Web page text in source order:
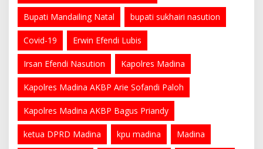
Bupati Mandailing Natal bupati sukhairi nasution
Covid-19 Erwin Efendi Lubis
Irsan Efendi Nasution Kapolres Madina
Kapolres Madina AKBP Arie Sofandi Paloh
Kapolres Madina AKBP Bagus Priandy
ketua DPRD Madina kpu madina Madina